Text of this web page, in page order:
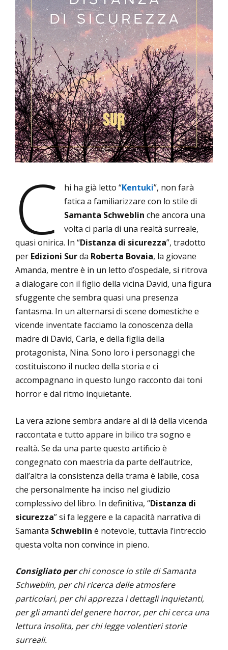
C hi ha già letto “Kentuki”, non farà
fatica a familiarizzare con lo stile di
Samanta Schweblin che ancora una
volta ci parla di una realtà surreale,
quasi onirica. In “Distanza di sicurezza”, tradotto
per Edizioni Surda Roberta Bovaia, la giovane
Amanda, mentre è in un letto d’ospedale, si ritrova
a dialogare con il figlio della vicina David, una figura
sfuggente che sembra quasi una presenza
fantasma. In un alternarsi di scene domestiche e
vicende inventate facciamo la conoscenza della
madre di David, Carla, e della figlia della
protagonista, Nina. Sono loro i personaggi che
costituiscono il nucleo della storia e ci
accompagnano in questo lungo racconto dai toni
horror e dal ritmo inquietante.
La vera azione sembra andare al di là della vicenda
raccontata e tutto appare in bilico tra sogno e
realtà. Se da una parte questo artificio è
congegnato con maestria da parte dell’autrice,
dall’altra la consistenza della trama è labile, cosa
che personalmente ha inciso nel giudizio
complessivo del libro. In definitiva, “Distanza di
sicurezza” si fa leggere e la capacità narrativa di
Samanta Schweblin è notevole, tuttavia l’intreccio
questa volta non convince in pieno.
Consigliato perchi conosce lo stile di Samanta
Schweblin, per chi ricerca delle atmosfere
particolari, per chi apprezza i dettagli inquietanti,
per gli amanti del genere horror, per chi cerca una
lettura insolita, per chi legge volentieri storie
surreali.